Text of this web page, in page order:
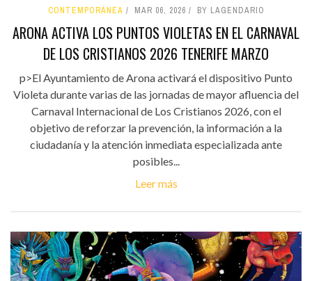
CONTEMPORÁNEA MAR 06, 2026 BY LAGENDARIO
ARONA ACTIVA LOS PUNTOS VIOLETAS EN EL CARNAVAL
DE LOS CRISTIANOS 2026 TENERIFE MARZO
p>El Ayuntamiento de Arona activará el dispositivo Punto
Violeta durante varias de las jornadas de mayor afluencia del
Carnaval Internacional de Los Cristianos 2026, con el
objetivo de reforzar la prevención, la información a la
ciudadanía y la atención inmediata especializada ante
posibles...
Leer más